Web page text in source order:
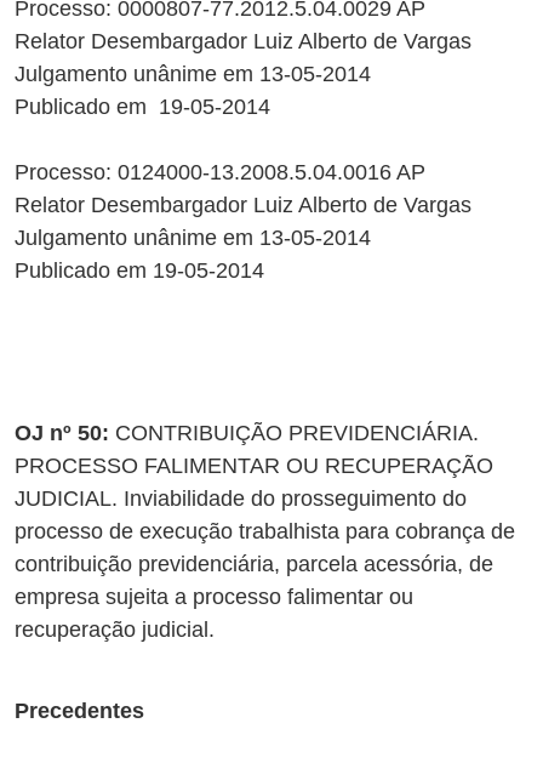
Processo: 0000807-77.2012.5.04.0029 AP
Relator Desembargador Luiz Alberto de Vargas
Julgamento unânime em 13-05-2014
Publicado em 19-05-2014
Processo: 0124000-13.2008.5.04.0016 AP
Relator Desembargador Luiz Alberto de Vargas
Julgamento unânime em 13-05-2014
Publicado em 19-05-2014
OJ nº 50: CONTRIBUIÇÃO PREVIDENCIÁRIA.
PROCESSO FALIMENTAR OU RECUPERAÇÃO
JUDICIAL. Inviabilidade do prosseguimento do
processo de execução trabalhista para cobrança de
contribuição previdenciária, parcela acessória, de
empresa sujeita a processo falimentar ou
recuperação judicial.
Precedentes